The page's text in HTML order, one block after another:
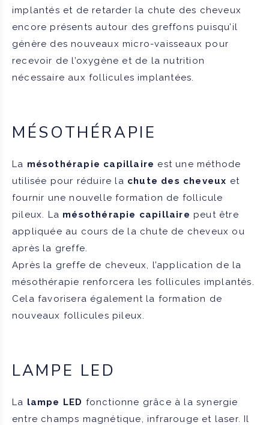
implantés et de retarder la chute des cheveux
encore présents autour des greffons puisqu’il
génère des nouveaux micro-vaisseaux pour
recevoir de l’oxygène et de la nutrition
nécessaire aux follicules implantées.
MÉSOTHÉRAPIE
La mésothérapie capillaire est une méthode
utilisée pour réduire la chute des cheveux et
fournir une nouvelle formation de follicule
pileux. La mésothérapie capillaire peut être
appliquée au cours de la chute de cheveux ou
après la greffe.
Après la greffe de cheveux, l’application de la
mésothérapie renforcera les follicules implantés.
Cela favorisera également la formation de
nouveaux follicules pileux.
LAMPE LED
La lampe LED fonctionne grâce à la synergie
entre champs magnétique, infrarouge et laser. Il